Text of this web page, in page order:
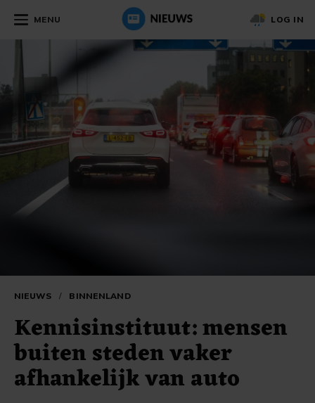
MENU LOG IN
NIEUWS / BINNENLAND
Kennisinstituut: mensen
buiten steden vaker
afhankelijk van auto